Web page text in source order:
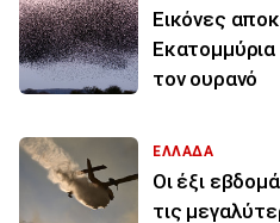
Εικόνες
Εκατομμύρια
τον ουρανό
ΕΛΛΑΔΑ
Οι έξι
τις